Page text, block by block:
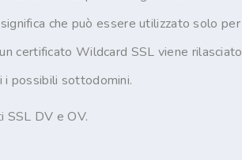
che può essere utilizzato solo per
certificato Wildcard SSL viene rilasciato
i possibili sottodomini.
SSL DV e OV.